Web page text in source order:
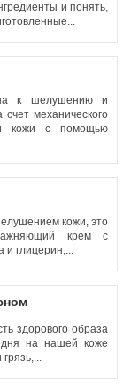
и понять,
к шелушению и
механического
кожи с помощью
кожи, это
крем с
и глицерин,...
здорового образа
на нашей коже